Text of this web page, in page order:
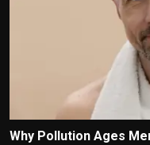
Why Pollution Ages